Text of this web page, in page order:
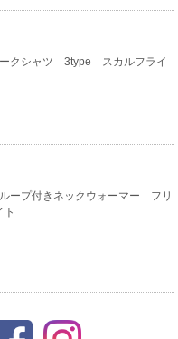
ークシャツ 3type スカルフライ
ループ付きネックウォーマー フリ